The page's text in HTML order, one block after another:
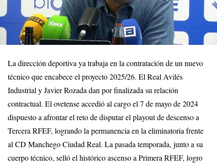
La dirección deportiva ya trabaja en la contratación de un nuevo
técnico que encabece el proyecto 2025/26. El Real Avilés
Industrial y Javier Rozada dan por finalizada su relación
contractual. El ovetense accedió al cargo el 7 de mayo de 2024
dispuesto a afrontar el reto de disputar el playout de descenso a
Tercera RFEF, logrando la permanencia en la eliminatoria frente
al CD Manchego Ciudad Real. La pasada temporada, junto a su
cuerpo técnico, selló el histórico ascenso a Primera RFEF, logro